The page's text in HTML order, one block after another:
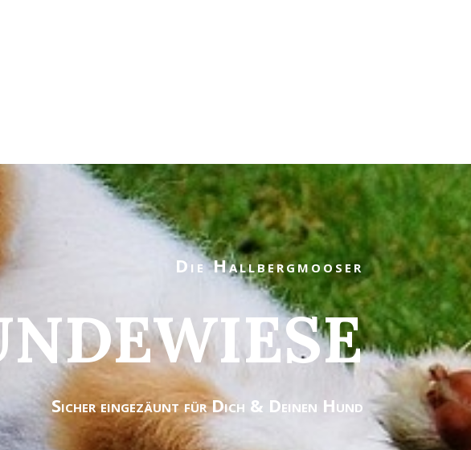
Die Hallbergmooser
Sicher eingezäunt für Dich & Deinen Hund